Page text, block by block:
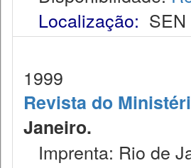
Localização: SEN
1999
Revista do
Janeiro.
Imprenta: Rio de